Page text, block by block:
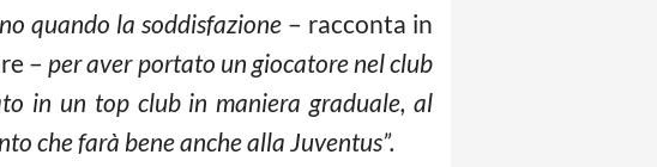
quando la soddisfazione – racconta in
– per aver portato un giocatore nel club
in un top club in maniera graduale, al
che farà bene anche alla Juventus”.